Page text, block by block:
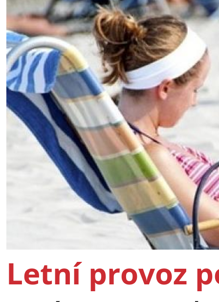
Letní provoz